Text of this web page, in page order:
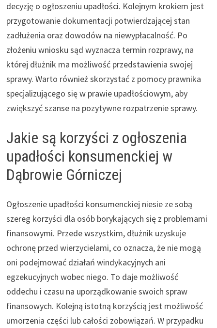
decyzję o ogłoszeniu upadłości. Kolejnym krokiem jest
przygotowanie dokumentacji potwierdzającej stan
zadłużenia oraz dowodów na niewypłacalność. Po
złożeniu wniosku sąd wyznacza termin rozprawy, na
której dłużnik ma możliwość przedstawienia swojej
sprawy. Warto również skorzystać z pomocy prawnika
specjalizującego się w prawie upadłościowym, aby
zwiększyć szanse na pozytywne rozpatrzenie sprawy.
Jakie są korzyści z ogłoszenia
upadłości konsumenckiej w
Dąbrowie Górniczej
Ogłoszenie upadłości konsumenckiej niesie ze sobą
szereg korzyści dla osób borykających się z problemami
finansowymi. Przede wszystkim, dłużnik uzyskuje
ochronę przed wierzycielami, co oznacza, że nie mogą
oni podejmować działań windykacyjnych ani
egzekucyjnych wobec niego. To daje możliwość
oddechu i czasu na uporządkowanie swoich spraw
finansowych. Kolejną istotną korzyścią jest możliwość
umorzenia części lub całości zobowiązań. W przypadku